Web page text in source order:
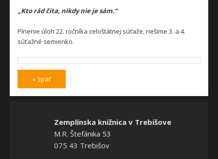
„Kto rád číta, nikdy nie je sám.“
Plnenie úloh 22. ročníka celoštátnej súťaže, riešime 3. a 4.
súťažné semienko.
« Späť
Zemplínska knižnica v Trebišove
M.R. Štefánika 53
075 43 Trebišov